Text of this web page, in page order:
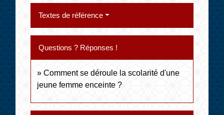
Textes de référence
Questions ? Réponses !
Comment se déroule la scolarité d'une
jeune femme enceinte ?